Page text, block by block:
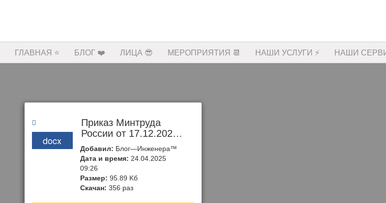
ГЛАВНАЯ ⭐️ БЛОГ ❤️ ЛИЦА 😎 МЕРОПРИЯТИЯ 📆 НАШИ УСЛУГИ ⚡️ НАШИ
docx
Приказ Минтруда
России от 17.12.2021
№ 894 «Об
утверждении
рекомендаций по
размещению
работодателем
Добавил: Блог—Инженера™
Дата и время: 24.04.2025
09:26
Размер: 95.89 Kб
Скачан: 356 раз